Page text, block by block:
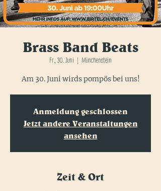
Brass Band Beats
Fr., 30. Juni Münchenstein
Am 30. Juni wirds pompös bei uns!
Anmeldung geschlossen
Jetzt andere Veranstaltungen
ansehen
Zeit & Ort